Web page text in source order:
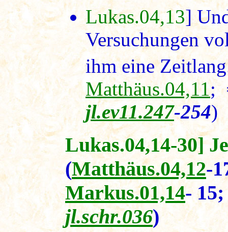
Lukas.04,13]
Versuchungen
ihm eine
Matthäus.04,11;
jl.ev11.247-254)
Lukas.04,14-30]
(Matthäus.04,12-
Markus.01,14-
jl.schr.036)